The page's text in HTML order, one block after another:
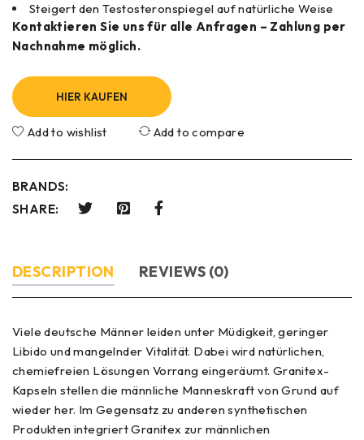
Steigert den Testosteronspiegel auf natürliche Weise
Kontaktieren Sie uns für alle Anfragen – Zahlung per
Nachnahme möglich.
HIER KAUFEN
Add to wishlist Add to compare
BRANDS:
SHARE:
DESCRIPTION REVIEWS (0)
Viele deutsche Männer leiden unter Müdigkeit, geringer
Libido und mangelnder Vitalität. Dabei wird natürlichen,
chemiefreien Lösungen Vorrang eingeräumt. Granitex-
Kapseln stellen die männliche Manneskraft von Grund auf
wieder her. Im Gegensatz zu anderen synthetischen
Produkten integriert Granitex zur männlichen